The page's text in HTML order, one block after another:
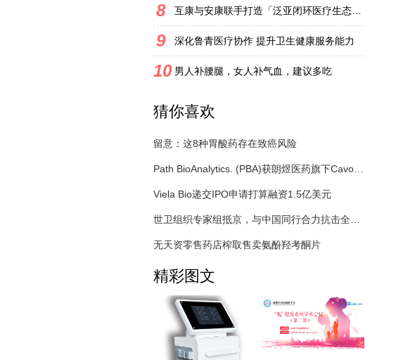
8
9 深化鲁青医疗协作 提升卫生健康服务能力
10 男人补腰腿，女人补气血，建议多吃
猜你喜欢
留意：这8种胃酸药存在致癌风险
Viela Bio递交IPO申请打算融资1.5亿美元
无天资零售药店榨取售卖氨酚羟考酮片
精彩图文